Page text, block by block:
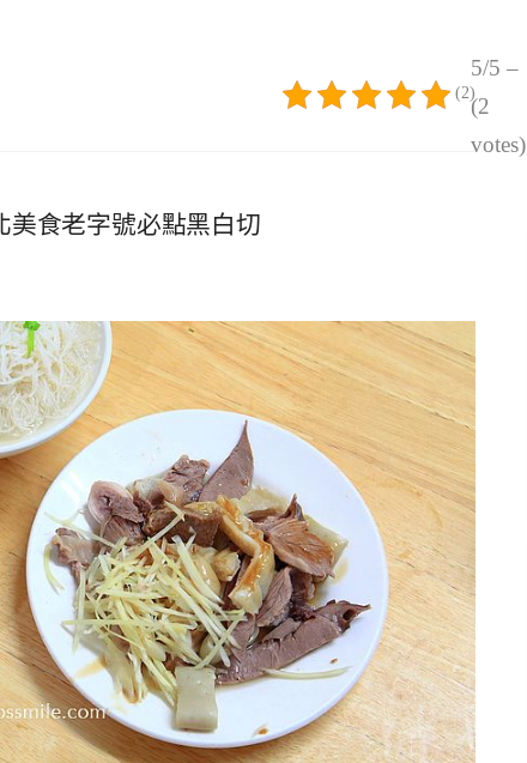
5/5 –
(2
votes)
(2)
美食老字號必點黑白切